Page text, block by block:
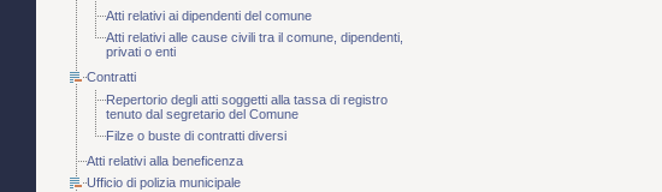
Atti relativi ai dipendenti del comune
Atti relativi alle cause civili tra il comune, dipendenti,
privati o enti
Contratti
Repertorio degli atti soggetti alla tassa di registro
tenuto dal segretario del Comune
Filze o buste di contratti diversi
Atti relativi alla beneficenza
Ufficio di polizia municipale